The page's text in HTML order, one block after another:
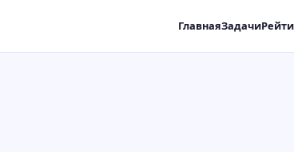
ГлавнаяЗадачи